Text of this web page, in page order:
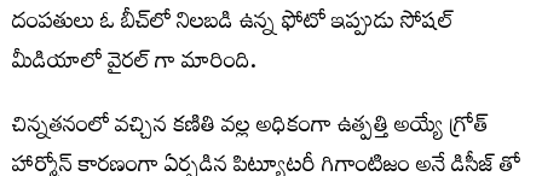
దంపతులు ఓ బీచ్‌లో నిలబడి ఉన్న ఫోటో ఇప్పుడు సోషల్
మీడియాలో వైరల్ గా మారింది.
చిన్నతనంలో వచ్చిన కణితి వల్ల అధికంగా ఉత్పత్తి అయ్యే గ్రోత్